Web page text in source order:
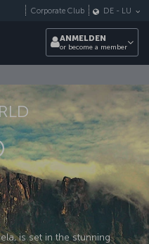
Corporate Club DE - LU
ANMELDEN
or become a member
is set in the stunning